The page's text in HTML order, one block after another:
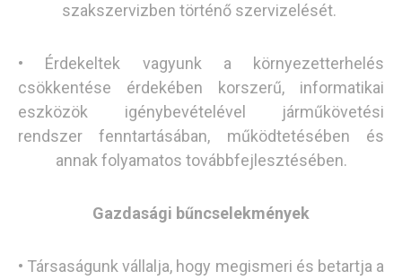
szakszervizben történő szervizelését.
• Érdekeltek vagyunk a környezetterhelés
csökkentése érdekében korszerű, informatikai
eszközök igénybevételével járműkövetési
rendszer fenntartásában, működtetésében és
annak folyamatos továbbfejlesztésében.
Gazdasági bűncselekmények
• Társaságunk vállalja, hogy megismeri és betartja a